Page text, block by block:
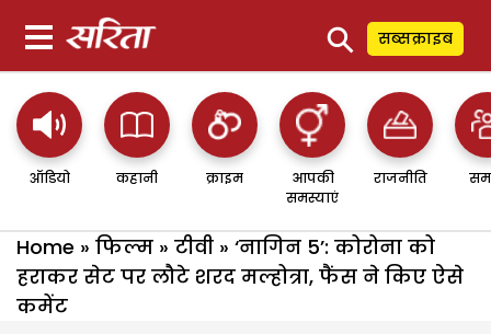
⚲ सब्सक्राइब
ऑडियो कहानी क्राइम
आपकी
समस्याएं
राजनीति
Home » फिल्म » टीवी » ‘नागिन 5’: कोरोना को
हराकर सेट पर लौटे शरद मल्होत्रा, फैंस ने किए ऐसे
कमेंट